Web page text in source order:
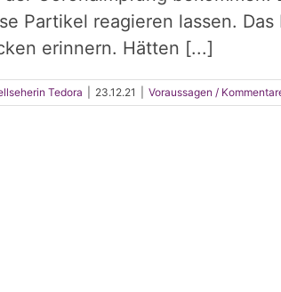
Partikel reagieren lassen.
erinnern. Hätten [...]
Tedora 23.12.21 Voraussagen /